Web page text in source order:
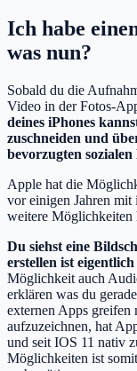
Ich habe
was nun?
Sobald du die
Video in der Fotos-
deines iPhones
zuschneiden und
bevorzugten
Apple hat die
vor einigen Jahren
weitere Möglichkeiten
Du siehst eine
erstellen ist
Möglichkeit auch
erklären was du
externen Apps greifen
aufzuzeichnen, hat
und seit IOS 11 nativ
Möglichkeiten ist